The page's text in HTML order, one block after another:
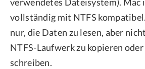
verwendetes Dateisystem). Mac
vollständig mit NTFS
nur, die Daten zu lesen, aber
NTFS-Laufwerk zu kopieren
schreiben.